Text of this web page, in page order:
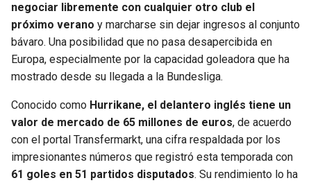
negociar libremente con cualquier otro club el
próximo verano y marcharse sin dejar ingresos al conjunto
bávaro. Una posibilidad que no pasa desapercibida en
Europa, especialmente por la capacidad goleadora que ha
mostrado desde su llegada a la Bundesliga.
Conocido como Hurrikane, el delantero inglés tiene un
valor de mercado de 65 millones de euros, de acuerdo
con el portal Transfermarkt, una cifra respaldada por los
impresionantes números que registró esta temporada con
61 goles en 51 partidos disputados. Su rendimiento lo ha